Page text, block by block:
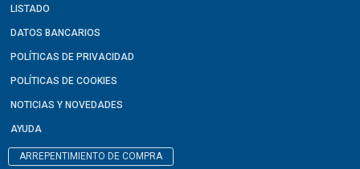
LISTADO
DATOS BANCARIOS
POLÍTICAS DE PRIVACIDAD
POLÍTICAS DE COOKIES
NOTICIAS Y NOVEDADES
AYUDA
ARREPENTIMIENTO DE COMPRA